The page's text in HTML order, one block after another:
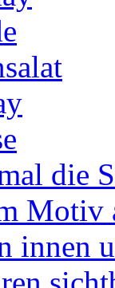
die
Motiv
innen